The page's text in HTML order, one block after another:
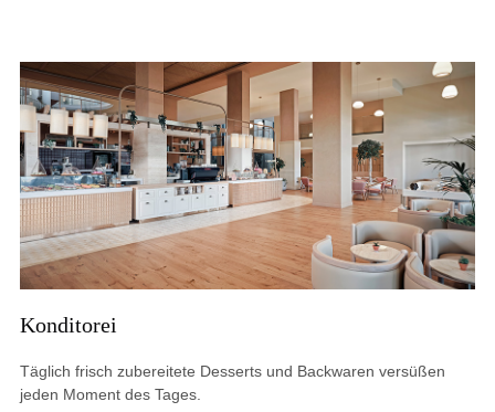
Konditorei
Täglich frisch zubereitete Desserts und Backwaren versüßen
jeden Moment des Tages.